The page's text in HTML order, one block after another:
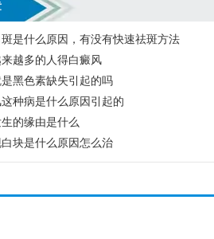
是什么原因，有没有快速祛斑方法
越多的人得白癜风
黑色素缺失引起的吗
种病是什么原因引起的
的缘由是什么
块是什么原因怎么治